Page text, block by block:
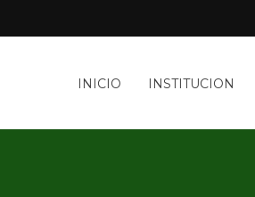
INICIO INSTITUCION